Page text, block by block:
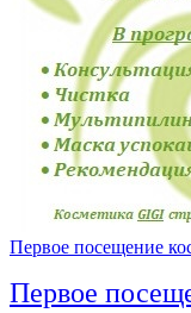
Первое посещение
Первое